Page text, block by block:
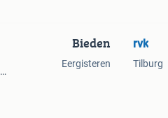
Bieden
Eergisteren
rvk
Tilburg